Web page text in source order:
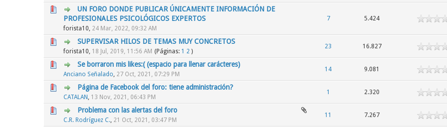
UN FORO DONDE PUBLICAR ÚNICAMENTE INFORMACIÓN DE
PROFESIONALES PSICOLÓGICOS EXPERTOS
forista10, 24 Mar, 2022, 09:32 AM
7 5.424
0 voto(s) - Media 0 de 5
12345
SUPERVISAR HILOS DE TEMAS MUY CONCRETOS
forista10, 18 Jul, 2019, 11:56 AM (Páginas: 1 2 )
23 16.827
0 voto(s) - Media 0 de 5
12 345
Se borraron mis likes:( (espacio para llenar carácteres)
Anciano Señalado 27 Oct, 2021, 07:29 PM
14 9.081
0 voto(s) - Media 0 de 5
12345
Página de Facebook del foro: tiene administración?
CATALAN 13 Nov, 2021, 06:43 PM
1 2.320
0 voto(s) - Media 0 de 5
1234 5
Problema con las alertas del foro
C.R. Rodríguez C. 21 Oct, 2021, 03:47 PM
11 7.267
0 voto(s) - Media 0 de 5
1 2